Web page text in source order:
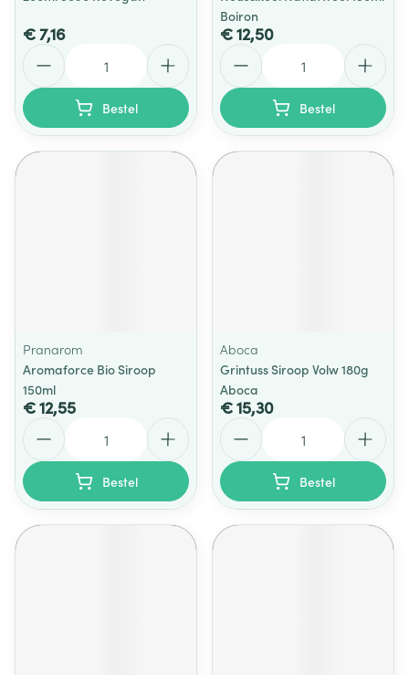
€ 7,16
Bestel
Boiron
€ 12,50
Bestel
Pranarom
Aromaforce Bio Siroop
150ml
€ 12,55
Bestel
Aboca
Grintuss Siroop Volw 180g
Aboca
€ 15,30
Bestel